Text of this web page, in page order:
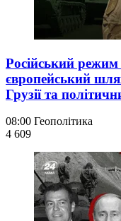
Російський режим
європейський
Грузії та
08:00 Геополітика
4 609